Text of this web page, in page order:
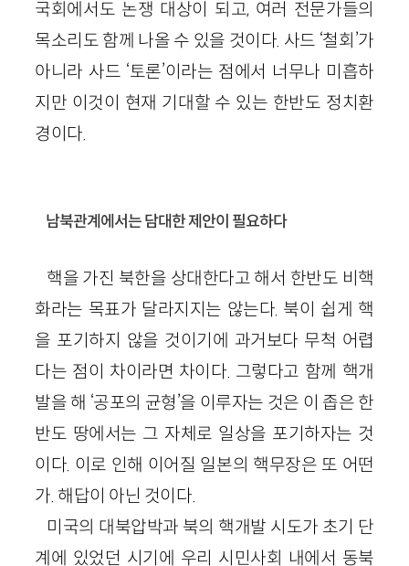
국회에서도 논쟁 대상이 되고, 여러 전문가들의
목소리도 함께 나올 수 있을 것이다. 사드 ‘철회’가
아니라 사드 ‘토론’이라는 점에서 너무나 미흡하
지만 이것이 현재 기대할 수 있는 한반도 정치환
경이다.
남북관계에서는 담대한 제안이 필요하다
핵을 가진 북한을 상대한다고 해서 한반도 비핵
화라는 목표가 달라지지는 않는다. 북이 쉽게 핵
을 포기하지 않을 것이기에 과거보다 무척 어렵
다는 점이 차이라면 차이다. 그렇다고 함께 핵개
발을 해 ‘공포의 균형’을 이루자는 것은 이 좁은 한
반도 땅에서는 그 자체로 일상을 포기하자는 것
이다. 이로 인해 이어질 일본의 핵무장은 또 어떤
가. 해답이 아닌 것이다.
미국의 대북압박과 북의 핵개발 시도가 초기 단
계에 있었던 시기에 우리 시민사회 내에서 동북